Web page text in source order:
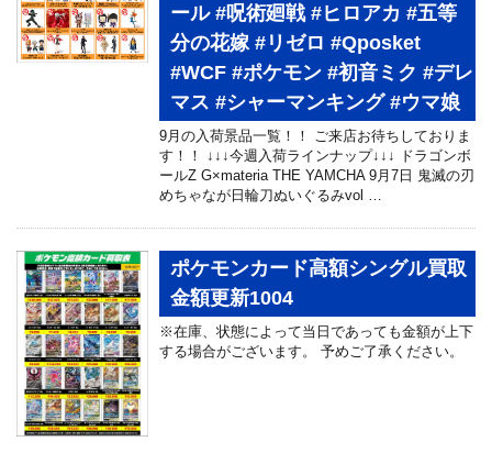
ール #呪術廻戦 #ヒロアカ #五等
分の花嫁 #リゼロ #Qposket
#WCF #ポケモン #初音ミク #デレ
マス #シャーマンキング #ウマ娘
9月の入荷景品一覧！！ ご来店お待ちしておりま
す！！ ↓↓↓今週入荷ラインナップ↓↓↓ ドラゴンボ
ールZ G×materia THE YAMCHA 9月7日 鬼滅の刃
めちゃなが日輪刀ぬいぐるみvol …
ポケモンカード高額シングル買取
金額更新1004
※在庫、状態によって当日であっても金額が上下
する場合がございます。 予めご了承ください。